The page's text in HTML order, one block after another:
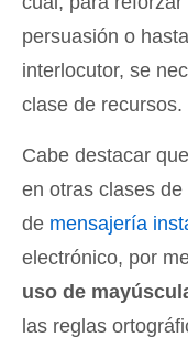
persuasión o
interlocutor, se
clase de recursos.
Cabe destacar
en otras clases
de mensajería
electrónico, por
uso de
las reglas